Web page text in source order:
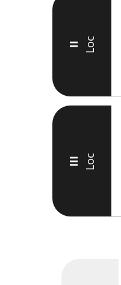
II Loc
III Loc